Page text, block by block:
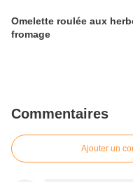
Omelette roulée aux
fromage
Commentaires
Ajouter un